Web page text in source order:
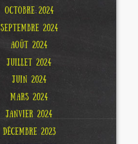
OCTOBRE 2024
SEPTEMBRE 2024
AOÛT 2024
JUILLET 2024
JUIN 2024
MARS 2024
JANVIER 2024
DÉCEMBRE 2023